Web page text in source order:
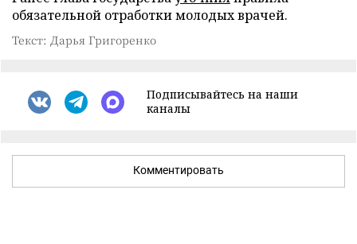
обязательной отработки молодых врачей.
Текст: Дарья Григоренко
Подписывайтесь на наши
каналы
Комментировать